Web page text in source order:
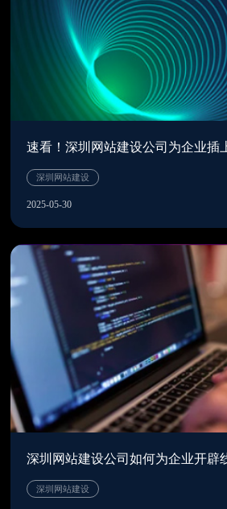
速看！深圳网站建设公司为企业插
2025-05-30
深圳网站建设公司如何为企业开辟